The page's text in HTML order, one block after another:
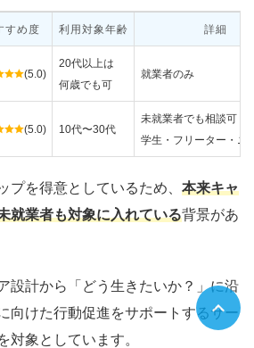
すめ度 利用対象年齢 詳細
(5.0)
20代以上は
何歳でも可
就業者のみ
(5.0) 10代〜30代
未就業者でも相談可
学生・フリーター・ニ
プを得意としているため、 本来キャ
就業者も対象に入れている背景があ
設計から「どう生きたいか？」に沿
向けた行動促進をサポートするサー
対象としています。